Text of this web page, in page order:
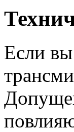
Если